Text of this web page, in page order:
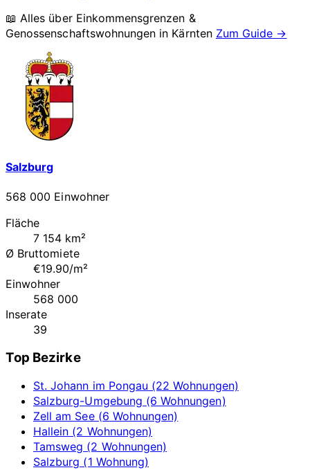
📖 Alles über Einkommensgrenzen &
Genossenschaftswohnungen in Kärnten Zum Guide →
Salzburg
568 000 Einwohner
Fläche
7 154 km²
Ø Bruttomiete
€19.90/m²
Einwohner
568 000
Inserate
39
Top Bezirke
St. Johann im Pongau (22 Wohnungen)
Salzburg-Umgebung (6 Wohnungen)
Zell am See (6 Wohnungen)
Hallein (2 Wohnungen)
Tamsweg (2 Wohnungen)
Salzburg (1 Wohnung)